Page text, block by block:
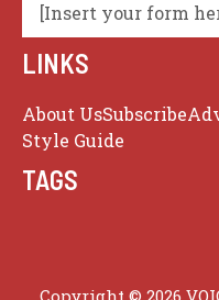
[Insert your form
LINKS
About UsSubscribe
Style Guide
TAGS